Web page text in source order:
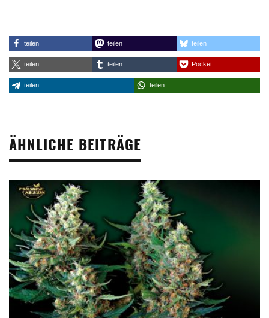
teilen teilen teilen
teilen teilen Pocket
teilen teilen
ÄHNLICHE BEITRÄGE